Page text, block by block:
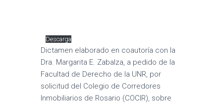
Descarga
Dictamen elaborado en coautoría con la
Dra. Margarita E. Zabalza, a pedido de la
Facultad de Derecho de la UNR, por
solicitud del Colegio de Corredores
Inmobiliarios de Rosario (COCIR), sobre